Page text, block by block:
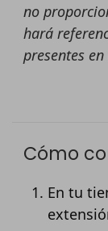
no
hará
presentes
Cómo
En tu